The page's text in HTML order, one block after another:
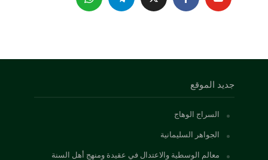
جديد الموقع
السراج الوهاج
الجواهر السليمانية
معالم الوسطية والاعتدال في عقيدة ومنهج أهل السنة